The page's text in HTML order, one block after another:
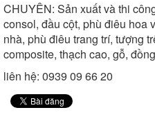
CHUYÊN: Sản xuất và thi
consol, đầu cột, phù điêu hoa
nhà, phù điêu trang trí, tượng
composite, thạch cao, gỗ,
liên hệ: 0939 09 66 20